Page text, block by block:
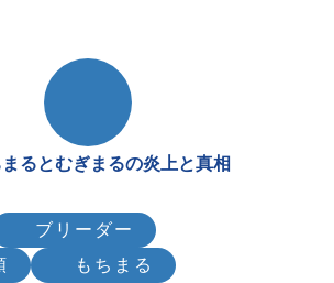
まるとむぎまるの炎上と真相
ブリーダー
もちまる